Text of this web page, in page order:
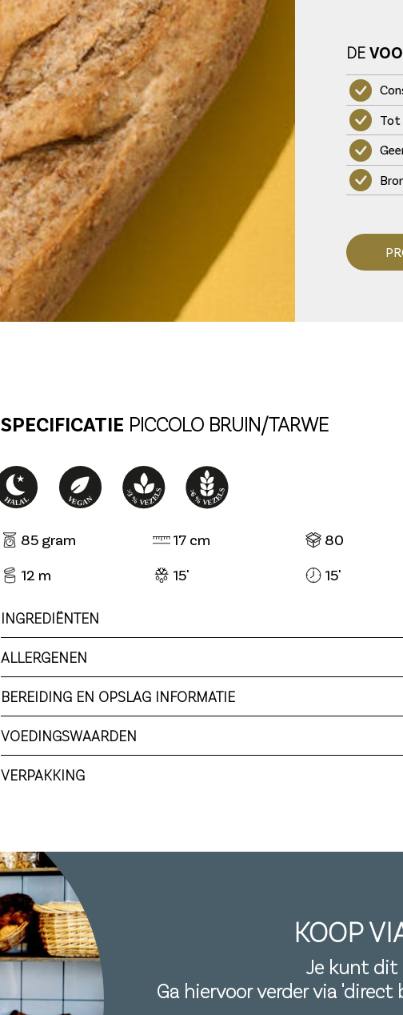
DE
Tot
SPECIFICATIE PICCOLO BRUIN/TARWE
85 gram 17 cm 80
12 m
15' 15'
INGREDIËNTEN
ALLERGENEN
BEREIDING EN OPSLAG INFORMATIE
VOEDINGSWAARDEN
VERPAKKING
KOOP
Je kunt dit
Ga hiervoor verder via